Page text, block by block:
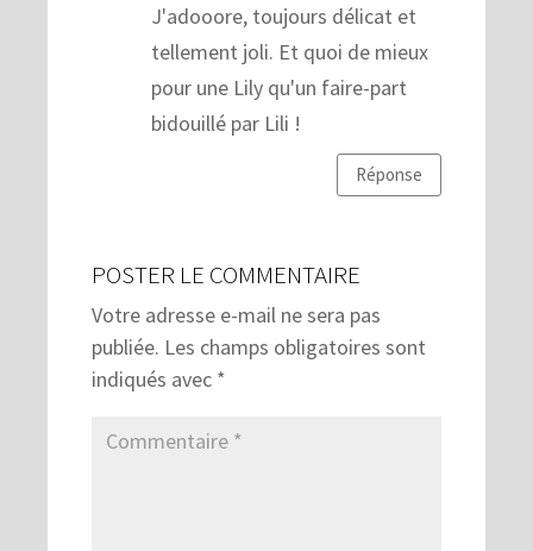
J'adooore, toujours délicat et
tellement joli. Et quoi de mieux
pour une Lily qu'un faire-part
bidouillé par Lili !
Réponse
POSTER LE COMMENTAIRE
Votre adresse e-mail ne sera pas
publiée. Les champs obligatoires sont
indiqués avec *